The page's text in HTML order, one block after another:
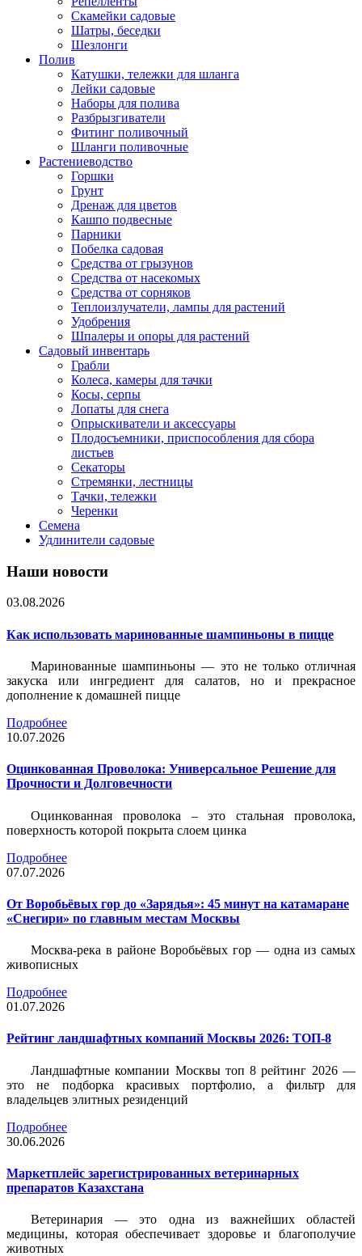
Скамейки садовые
Шатры, беседки
Шезлонги
Полив
Катушки, тележки для шланга
Лейки садовые
Наборы для полива
Разбрызгиватели
Фитинг поливочный
Шланги поливочные
Растениеводство
Горшки
Грунт
Дренаж для цветов
Кашпо подвесные
Парники
Побелка садовая
Средства от грызунов
Средства от насекомых
Средства от сорняков
Теплоизлучатели, лампы для растений
Удобрения
Шпалеры и опоры для растений
Садовый инвентарь
Грабли
Колеса, камеры для тачки
Косы, серпы
Лопаты для снега
Опрыскиватели и аксессуары
Плодосъемники, приспособления для сбора
листьев
Секаторы
Стремянки, лестницы
Тачки, тележки
Черенки
Семена
Удлинители садовые
Наши новости
03.08.2026
Как использовать маринованные шампиньоны в пицце
Маринованные шампиньоны — это не только отличная
закуска или ингредиент для салатов, но и прекрасное
дополнение к домашней пицце
Подробнее
10.07.2026
Оцинкованная Проволока: Универсальное Решение для
Прочности и Долговечности
Оцинкованная проволока – это стальная проволока,
поверхность которой покрыта слоем цинка
Подробнее
07.07.2026
От Воробьёвых гор до «Зарядья»: 45 минут на катамаране
«Снегири» по главным местам Москвы
Москва-река в районе Воробьёвых гор — одна из самых
живописных
Подробнее
01.07.2026
Рейтинг ландшафтных компаний Москвы 2026: ТОП-8
Ландшафтные компании Москвы топ 8 рейтинг 2026 —
это не подборка красивых портфолио, а фильтр для
владельцев элитных резиденций
Подробнее
30.06.2026
Маркетплейс зарегистрированных ветеринарных
препаратов Казахстана
Ветеринария — это одна из важнейших областей
медицины, которая обеспечивает здоровье и благополучие
животных